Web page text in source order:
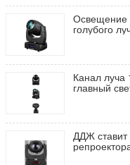
Освещение
голубого
Канал
главный
ДДЖ ставит